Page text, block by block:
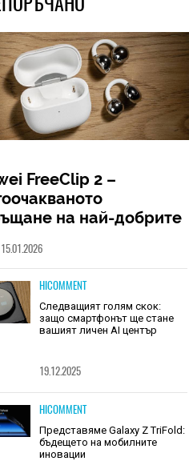
FreeClip 2 –
на най-добрите
15.01.2026
HICOMMENT
Следващият голям скок:
защо смартфонът ще стане
вашият личен AI център
19.12.2025
HICOMMENT
Представяме Galaxy Z TriFold:
бъдещето на мобилните
иновации